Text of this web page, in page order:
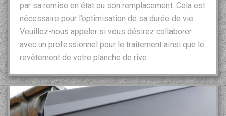
par sa remise en état ou son remplacement. Cela est
nécessaire pour l’optimisation de sa durée de vie.
Veuillez-nous appeler si vous désirez collaborer
avec un professionnel pour le traitement ainsi que le
revêtement de votre planche de rive.